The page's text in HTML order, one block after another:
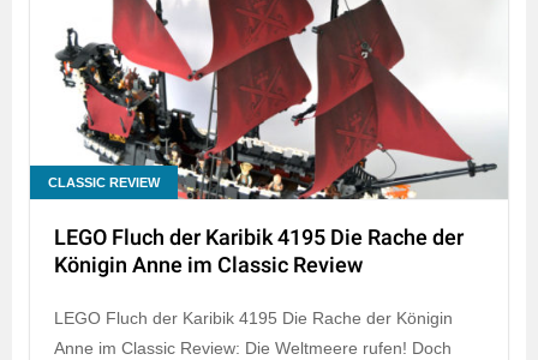
CLASSIC REVIEW
LEGO Fluch der Karibik 4195 Die Rache der
Königin Anne im Classic Review
LEGO Fluch der Karibik 4195 Die Rache der Königin
Anne im Classic Review: Die Weltmeere rufen! Doch